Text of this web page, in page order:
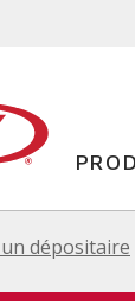
dépositaire